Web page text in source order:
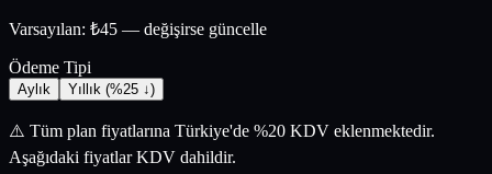
Varsayılan: ₺45 — değişirse güncelle
Ödeme Tipi
Aylık Yıllık (%25 ↓)
⚠️ Tüm plan fiyatlarına Türkiye'de %20 KDV eklenmektedir.
Aşağıdaki fiyatlar KDV dahildir.